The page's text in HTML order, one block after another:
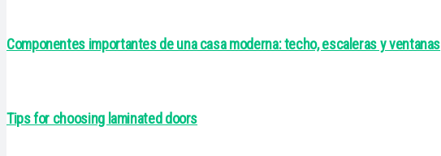
Componentes importantes de una casa moderna: techo, escaleras y ventanas
Tips for choosing laminated doors